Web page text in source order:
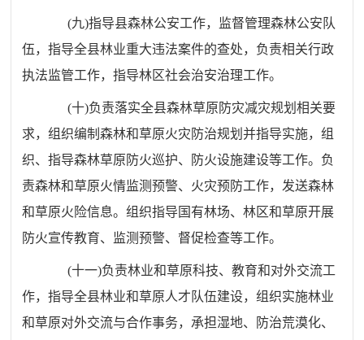
(九)指导县森林公安工作，监督管理森林公安队
伍，指导全县林业重大违法案件的查处，负责相关行政
执法监管工作，指导林区社会治安治理工作。
(十)负责落实全县森林草原防灾减灾规划相关要
求，组织编制森林和草原火灾防治规划并指导实施，组
织、指导森林草原防火巡护、防火设施建设等工作。负
责森林和草原火情监测预警、火灾预防工作，发送森林
和草原火险信息。组织指导国有林场、林区和草原开展
防火宣传教育、监测预警、督促检查等工作。
(十一)负责林业和草原科技、教育和对外交流工
作，指导全县林业和草原人才队伍建设，组织实施林业
和草原对外交流与合作事务，承担湿地、防治荒漠化、